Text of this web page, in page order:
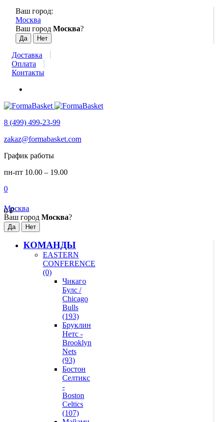
Ваш город:
Москва
Ваш город Москва?
Доставка
Оплата
Контакты
8 (499) 499-23-99
zakaz@formabasket.com
График работы
пн-пт 10.00 – 19.00
0
0₽
Москва
Ваш город Москва?
КОМАНДЫ
EASTERN
CONFERENCE
(0)
Чикаго
Булс /
Chicago
Bulls
(193)
Бруклин
Нетс -
Brooklyn
Nets
(93)
Бостон
Селтикс
-
Boston
Celtics
(107)